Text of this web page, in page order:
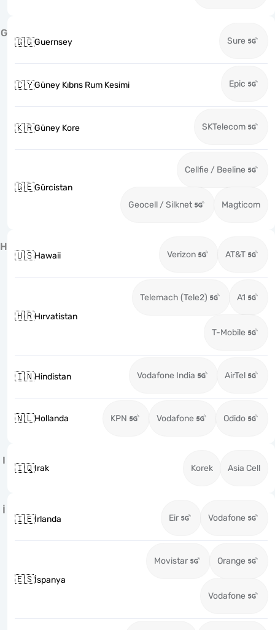
G
🇬🇬Guernsey Sure
🇨🇾Güney Kıbrıs Rum Kesimi Epic
🇰🇷Güney Kore SKTelecom
🇬🇪Gürcistan
Cellfie / Beeline
Geocell / Silknet Magticom
H
🇺🇸Hawaii Verizon AT&T
🇭🇷Hırvatistan
Telemach (Tele2) A1
T-Mobile
🇮🇳Hindistan Vodafone India AirTel
🇳🇱Hollanda KPN Vodafone Odido
I
🇮🇶Irak Korek Asia Cell
İ
🇮🇪İrlanda Eir Vodafone
🇪🇸İspanya
Movistar Orange
Vodafone